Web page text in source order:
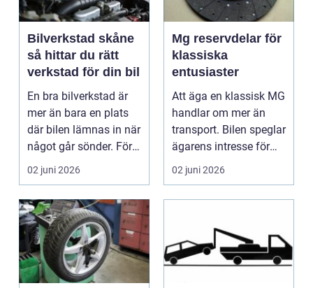
Bilverkstad skåne
så hittar du rätt
verkstad för din bil
En bra bilverkstad är
mer än bara en plats
där bilen lämnas in när
något går sönder. För
många biläg...
02 juni 2026
Mg reservdelar för
klassiska
entusiaster
Att äga en klassisk MG
handlar om mer än
transport. Bilen speglar
ägarens intresse för
teknik, histo...
02 juni 2026